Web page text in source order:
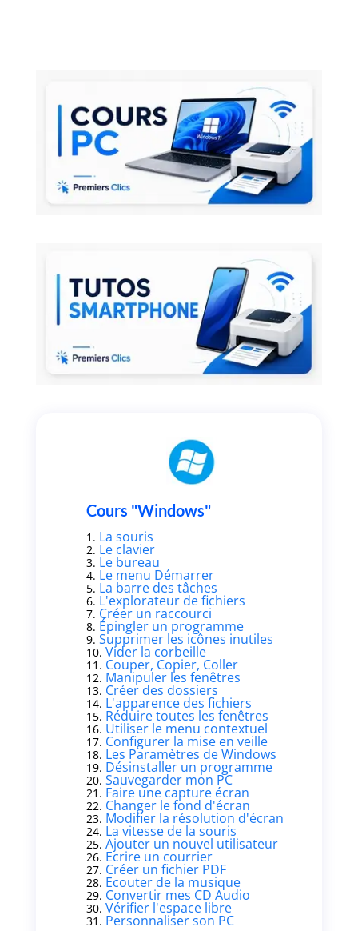
Cours "Windows"
La souris
Le clavier
Le bureau
Le menu Démarrer
La barre des tâches
L'explorateur de fichiers
Créer un raccourci
Épingler un programme
Supprimer les icônes inutiles
Vider la corbeille
Couper, Copier, Coller
Manipuler les fenêtres
Créer des dossiers
L'apparence des fichiers
Réduire toutes les fenêtres
Utiliser le menu contextuel
Configurer la mise en veille
Les Paramètres de Windows
Désinstaller un programme
Sauvegarder mon PC
Faire une capture écran
Changer le fond d'écran
Modifier la résolution d'écran
La vitesse de la souris
Ajouter un nouvel utilisateur
Ecrire un courrier
Créer un fichier PDF
Ecouter de la musique
Convertir mes CD Audio
Vérifier l'espace libre
Personnaliser son PC